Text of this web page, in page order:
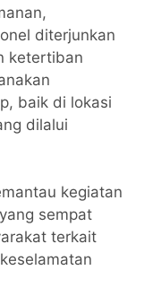
diterjunkan
ketertiban
baik di lokasi
dilalui
kegiatan
sempat
terkait